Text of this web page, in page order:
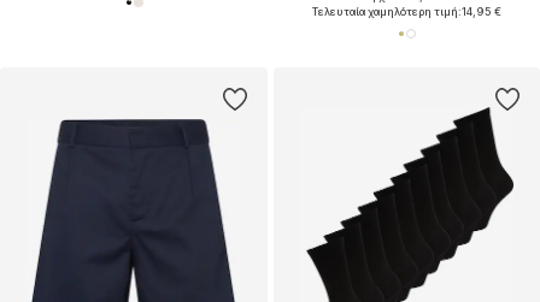
Τελευταία χαμηλότερη τιμή:14,95 €